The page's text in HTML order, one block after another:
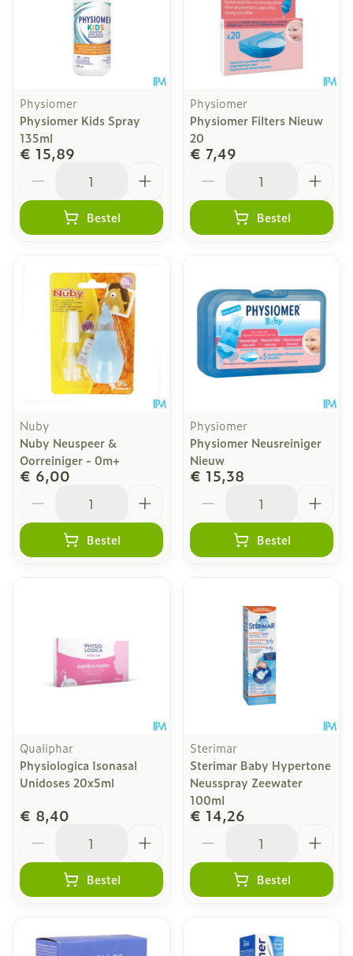
Physiomer
Physiomer Kids Spray
135ml
€ 15,89
Bestel
Physiomer
Physiomer Filters Nieuw
20
€ 7,49
Bestel
Nuby
Nuby Neuspeer &
Oorreiniger - 0m+
€ 6,00
Bestel
Physiomer
Physiomer Neusreiniger
Nieuw
€ 15,38
Bestel
Qualiphar
Physiologica Isonasal
Unidoses 20x5ml
€ 8,40
Bestel
Sterimar
Sterimar Baby Hypertone
Neusspray Zeewater
100ml
€ 14,26
Bestel